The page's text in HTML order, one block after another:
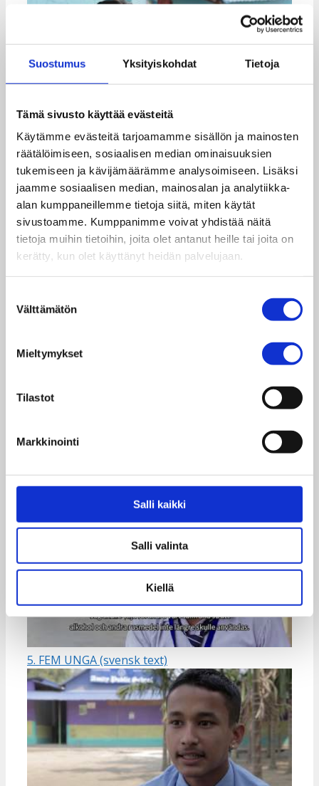
Suostumus Yksityiskohdat Tietoja
Tämä sivusto käyttää evästeitä
Käytämme evästeitä tarjoamamme sisällön ja mainosten
räätälöimiseen, sosiaalisen median ominaisuuksien
tukemiseen ja kävijämäärämme analysoimiseen. Lisäksi
jaamme sosiaalisen median, mainosalan ja analytiikka-
alan kumppaneillemme tietoja siitä, miten käytät
sivustoamme. Kumppanimme voivat yhdistää näitä
tietoja muihin tietoihin, joita olet antanut heille tai joita on
kerätty, kun olet käyttänyt heidän palvelujaan.
valinta
Välttämätön
Mieltymykset
Tilastot
Markkinointi
Salli kaikki
Salli valinta
Kiellä
4. ASHMITA
5. VIISI NUORTA
5. FEM UNGA (svensk text)